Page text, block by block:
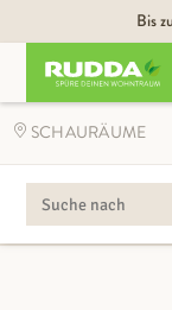
Bis
SEARCH
FOR:
SCHAURÄUME
FILTEROPTIONEN